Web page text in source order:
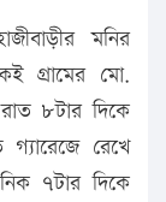
মনির
গ্রামের মো.
৮টার দিকে
গ্যারেজে রেখে
৭টার দিকে